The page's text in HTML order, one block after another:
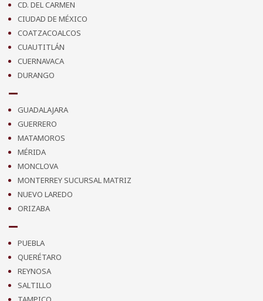
CD. DEL CARMEN
CIUDAD DE MÉXICO
COATZACOALCOS
CUAUTITLÁN
CUERNAVACA
DURANGO
GUADALAJARA
GUERRERO
MATAMOROS
MÉRIDA
MONCLOVA
MONTERREY SUCURSAL MATRIZ
NUEVO LAREDO
ORIZABA
PUEBLA
QUERÉTARO
REYNOSA
SALTILLO